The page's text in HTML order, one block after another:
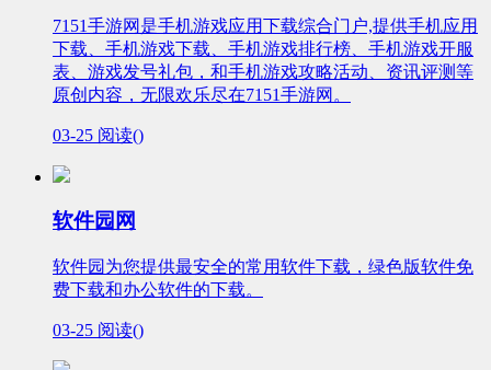
7151手游网是手机游戏应用下载综合门户,提供手机应用
下载、手机游戏下载、手机游戏排行榜、手机游戏开服
表、游戏发号礼包，和手机游戏攻略活动、资讯评测等
原创内容，无限欢乐尽在7151手游网。
03-25 阅读()
软件园网
软件园为您提供最安全的常用软件下载，绿色版软件免
费下载和办公软件的下载。
03-25 阅读()